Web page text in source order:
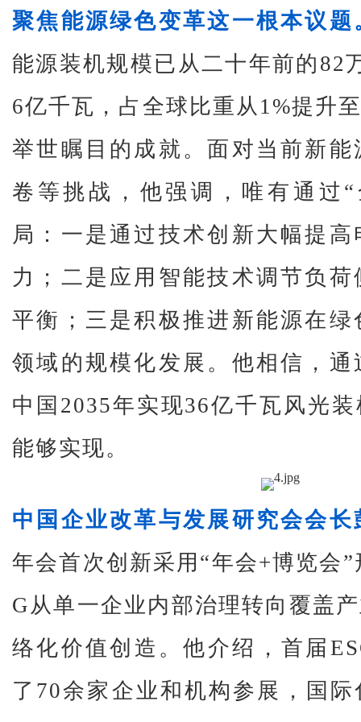
聚焦能源绿色变革这一根本议题
能源装机规模已从二十年前的82
6亿千瓦，占全球比重从1%提升
举世瞩目的成就。面对当前新
卷等挑战，他强调，唯有通过
局：一是通过技术创新大幅提
力；二是应用智能技术调节负
平衡；三是积极推进新能源在
领域的规模化发展。他相信，
中国2035年实现36亿千瓦风光
能够实现。
中国企业改革与发展研究会会
年会首次创新采用“年会+博览会
G从单一企业内部治理转向覆盖
络化价值创造。他介绍，首届
了70余家企业和机构参展，国